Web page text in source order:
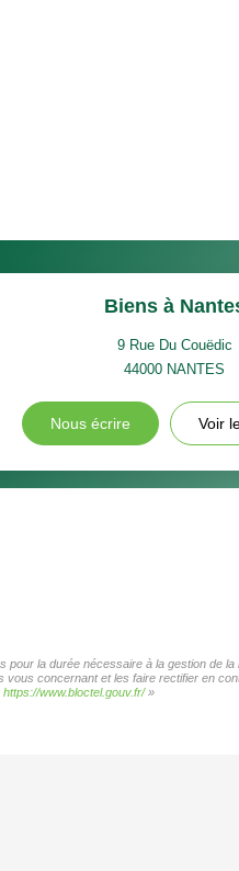
Biens à
9 Rue Du Couëdic
44000 NANTES
Nous écrire Voir
la durée nécessaire à la gestion de
concernant et les faire rectifier en
https://www.bloctel.gouv.fr/»